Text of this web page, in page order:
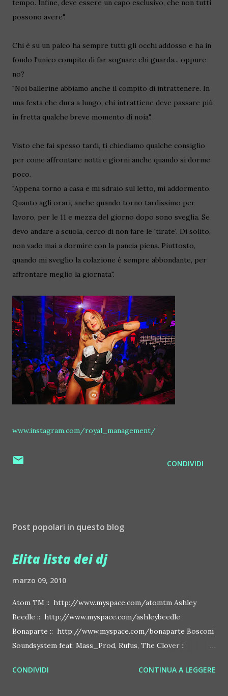
tempo. Infine, deve essere un capo esclusivo, che non tutti
possono avere".
Chi è su un palco ha sempre tutti gli occhi addosso e ha in
fondo l'unico compito di far sognare chi guarda... oppure
no?
"Noi ballerine abbiamo anche il compito di intrattenere. In
una festa che dura a lungo, chi intrattiene deve passare più
in fretta qualche breve momento di noia".
Visto che fai spesso tardi, ti chiediamo qualche consiglio
per come affrontare notti e giorni anche quando si dorme
poco.
"Appena torno a casa e mi sdraio sul letto, mi addormento.
Quanto agli orari, anche quando torno tardissimo per
lavoro, per le 11 e mezza del giorno dopo sono sveglia. Se
devo andare a scuola, cerco di non fare le 'tirate'. Di solito,
non vado mai a dormire con la pancia piena. Piuttosto,
quando mi sveglio la colazione è sempre abbondante, per
affrontare meglio la giornata".
www.instagram.com/royal_management/
CONDIVIDI
Post popolari in questo blog
Elita lista dei dj
marzo 09, 2010
Atom TM :: http://www.myspace.com/atomtm Ashley
Beedle :: http://www.myspace.com/ashleybeedle
Bonaparte :: http://www.myspace.com/bonaparte Bosconi
Soundsystem feat: Mass_Prod, Rufus, The Clover ::
http://www.myspace.com/benderbyetone Chapelier Fou ::
CONDIVIDI CONTINUA A LEGGERE